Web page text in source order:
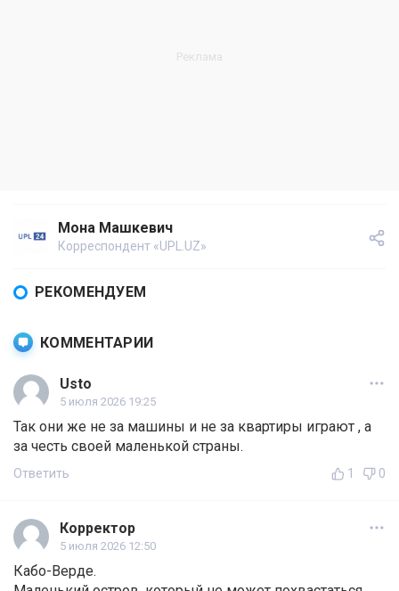
Мона Машкевич
Корреспондент «UPL.UZ»
РЕКОМЕНДУЕМ
КОММЕНТАРИИ
Usto
5 июля 2026 19:25
Так они же не за машины и не за квартиры играют , а
за честь своей маленькой страны.
Ответить 1 0
Корректор
5 июля 2026 12:50
Кабо-Верде.